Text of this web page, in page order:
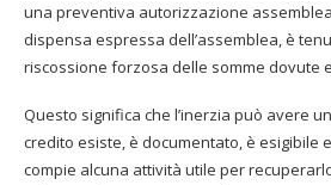
una preventiva autorizzazione
dispensa espressa dell’assemblea, è
riscossione forzosa delle somme dovute
Questo significa che l’inerzia può avere
credito esiste, è documentato, è esigibile
compie alcuna attività utile per